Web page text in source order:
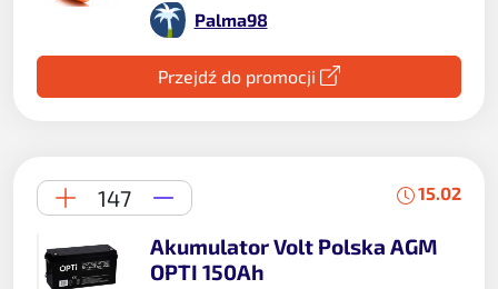
Palma98
Przejdź do promocji
147 15.02
Akumulator Volt Polska AGM
OPTI 150Ah